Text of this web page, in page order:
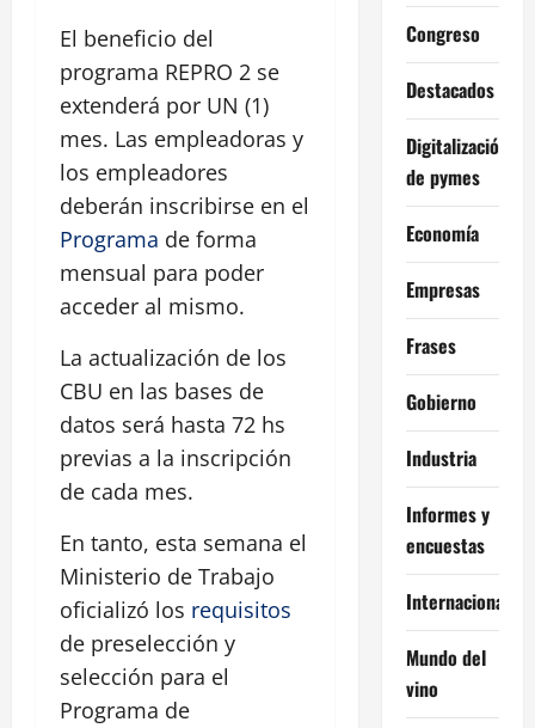
El beneficio del
programa REPRO 2 se
extenderá por UN (1)
mes. Las empleadoras y
los empleadores
deberán inscribirse en el
Programa de forma
mensual para poder
acceder al mismo.
La actualización de los
CBU en las bases de
datos será hasta 72 hs
previas a la inscripción
de cada mes.
En tanto, esta semana el
Ministerio de Trabajo
oficializó los requisitos
de preselección y
selección para el
Programa de
Congreso
Destacados
Digitalización
de pymes
Economía
Empresas
Frases
Gobierno
Industria
Informes y
encuestas
Internacional
Mundo del
vino